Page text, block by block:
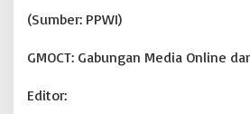
(Sumber: PPWI)
GMOCT: Gabungan Media Online
Editor: